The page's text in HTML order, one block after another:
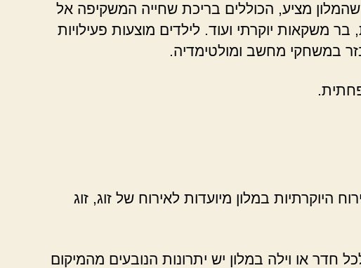
מציע, הכוללים בריכת שחייה המשקיפה אל
משקאות יוקרתי ועוד. לילדים מוצעות פעילויות
במשחקי מחשב ומולטימדיה.
היוקרתיות במלון מיועדות לאירוח של זוג, זוג
או וילה במלון יש יתרונות הנובעים מהמיקום